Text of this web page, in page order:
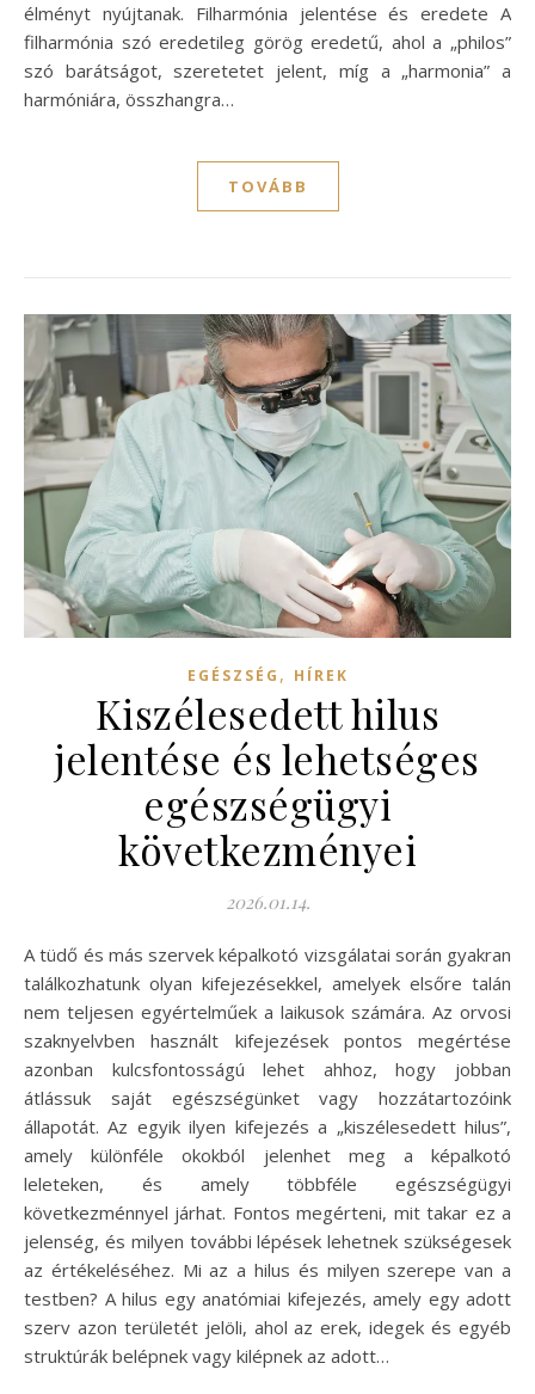
élményt nyújtanak. Filharmónia jelentése és eredete A
filharmónia szó eredetileg görög eredetű, ahol a „philos”
szó barátságot, szeretetet jelent, míg a „harmonia” a
harmóniára, összhangra…
TOVÁBB
EGÉSZSÉG , HÍREK
Kiszélesedett hilus
jelentése és lehetséges
egészségügyi
következményei
2026.01.14.
A tüdő és más szervek képalkotó vizsgálatai során gyakran
találkozhatunk olyan kifejezésekkel, amelyek elsőre talán
nem teljesen egyértelműek a laikusok számára. Az orvosi
szaknyelvben használt kifejezések pontos megértése
azonban kulcsfontosságú lehet ahhoz, hogy jobban
átlássuk saját egészségünket vagy hozzátartozóink
állapotát. Az egyik ilyen kifejezés a „kiszélesedett hilus”,
amely különféle okokból jelenhet meg a képalkotó
leleteken, és amely többféle egészségügyi
következménnyel járhat. Fontos megérteni, mit takar ez a
jelenség, és milyen további lépések lehetnek szükségesek
az értékeléséhez. Mi az a hilus és milyen szerepe van a
testben? A hilus egy anatómiai kifejezés, amely egy adott
szerv azon területét jelöli, ahol az erek, idegek és egyéb
struktúrák belépnek vagy kilépnek az adott…